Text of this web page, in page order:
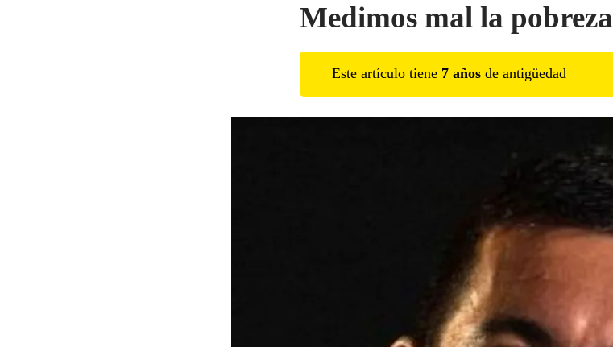
Medimos mal la pobreza
Este artículo tiene 7 años de antigüedad